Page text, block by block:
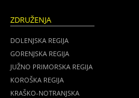
ZDRUŽENJA
DOLENJSKA REGIJA
GORENJSKA REGIJA
JUŽNO PRIMORSKA REGIJA
KOROŠKA REGIJA
KRAŠKO-NOTRANJSKA